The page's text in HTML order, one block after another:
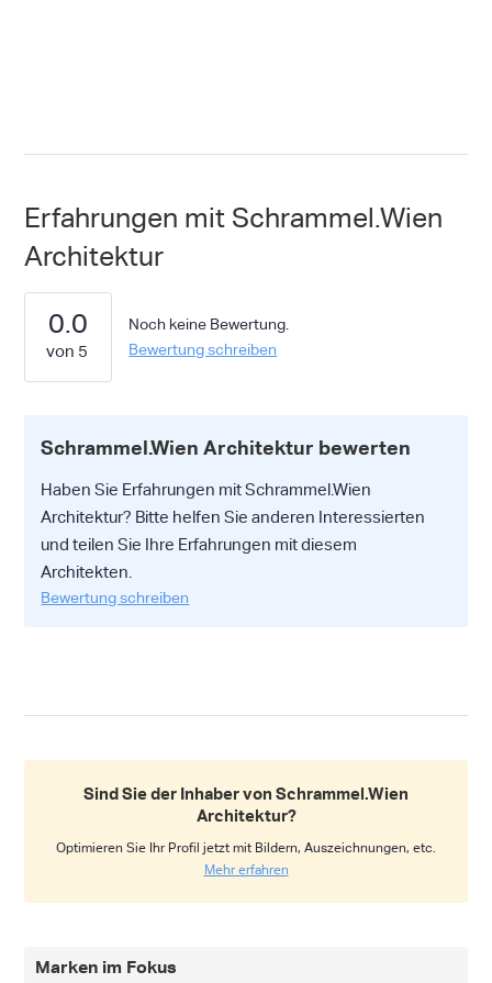
Erfahrungen mit Schrammel.Wien
Architektur
0.0
Noch keine Bewertung.
Bewertung schreiben
Schrammel.Wien Architektur bewerten
Haben Sie Erfahrungen mit Schrammel.Wien
Architektur? Bitte helfen Sie anderen Interessierten
und teilen Sie Ihre Erfahrungen mit diesem
Architekten.
Bewertung schreiben
Sind Sie der Inhaber von Schrammel.Wien
Architektur?
Optimieren Sie Ihr Profil jetzt mit Bildern, Auszeichnungen, etc.
Mehr erfahren
Marken im Fokus